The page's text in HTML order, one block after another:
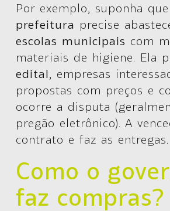
Por exemplo, suponha
prefeitura precise
escolas municipais com
materiais de higiene. Ela
edital, empresas
propostas com preços e
ocorre a disputa
pregão eletrônico). A
contrato e faz as entregas.
Como o
faz compras?